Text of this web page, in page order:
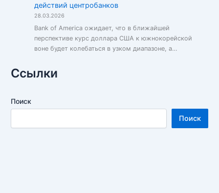
действий центробанков
28.03.2026
Bank of America ожидает, что в ближайшей
перспективе курс доллара США к южнокорейской
воне будет колебаться в узком диапазоне, а…
Ссылки
Поиск
Поиск